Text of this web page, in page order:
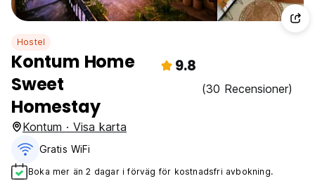
Hostel
Kontum Home
Sweet
Homestay
9.8
(30 Recensioner)
Kontum · Visa karta
Gratis WiFi
Boka mer än 2 dagar i förväg för kostnadsfri avbokning.